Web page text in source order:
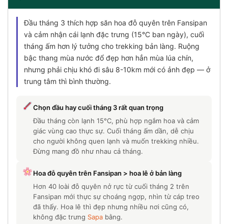
Đầu tháng 3 thích hợp săn hoa đỗ quyên trên Fansipan
và cảm nhận cái lạnh đặc trưng (15°C ban ngày), cuối
tháng ấm hơn lý tưởng cho trekking bản làng. Ruộng
bậc thang mùa nước đổ đẹp hơn hẳn mùa lúa chín,
nhưng phải chịu khó đi sâu 8-10km mới có ảnh đẹp — ở
trung tâm thì bình thường.
Chọn đầu hay cuối tháng 3 rất quan trọng
Đầu tháng còn lạnh 15°C, phù hợp ngắm hoa và cảm
giác vùng cao thực sự. Cuối tháng ấm dần, dễ chịu
cho người không quen lạnh và muốn trekking nhiều.
Đừng mang đồ như nhau cả tháng.
Hoa đỗ quyên trên Fansipan > hoa lê ở bản làng
Hơn 40 loài đỗ quyên nở rực từ cuối tháng 2 trên
Fansipan mới thực sự choáng ngợp, nhìn từ cáp treo
đã thấy. Hoa lê thì đẹp nhưng nhiều nơi cũng có,
không đặc trưng Sapabằng.